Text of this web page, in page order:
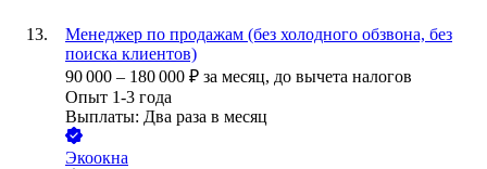
Менеджер по продажам (без холодного обзвона, без
поиска клиентов)
90 000 – 180 000 ₽ за месяц, до вычета налогов
Опыт 1-3 года
Выплаты: Два раза в месяц
Экоокна